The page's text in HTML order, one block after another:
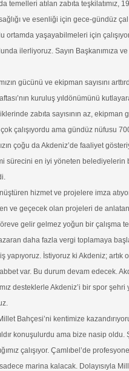
temelleri atılan zabıta teşkilatımız,
ve esenliği için gece-gündüz
ortamda yaşayabilmeleri için
ilerliyoruz. Sayın Başkanımıza
gücünü ve ekipman sayısını
kuruluş yıldönümünü
zabıta sayısının az,
çok çalışıyordu ama gündüz nüfusu
çoğu da Akdeniz’de faaliyet
sürecini en iyi yöneten
hizmet ve projelere imza
ve geçecek olan projeleri de
gelir gelmez yoğun bir çalışma
daha fazla vergi toplamaya
yapıyoruz. İstiyoruz ki Akdeniz; artık
var. Bu durum devam edecek.
desteklerle Akdeniz’i bir spor
Bahçesi’ni kentimize
konuşulurdu ama bize nasip oldu.
çalışıyor. Çamlıbel’de
sadece marina kalacak. Dolayısıyla